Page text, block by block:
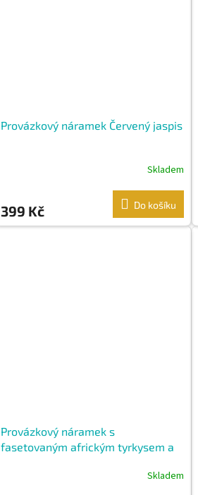
Provázkový náramek Červený jaspis
Skladem
399 Kč Do košíku
Provázkový náramek s
fasetovaným africkým tyrkysem a
Skladem